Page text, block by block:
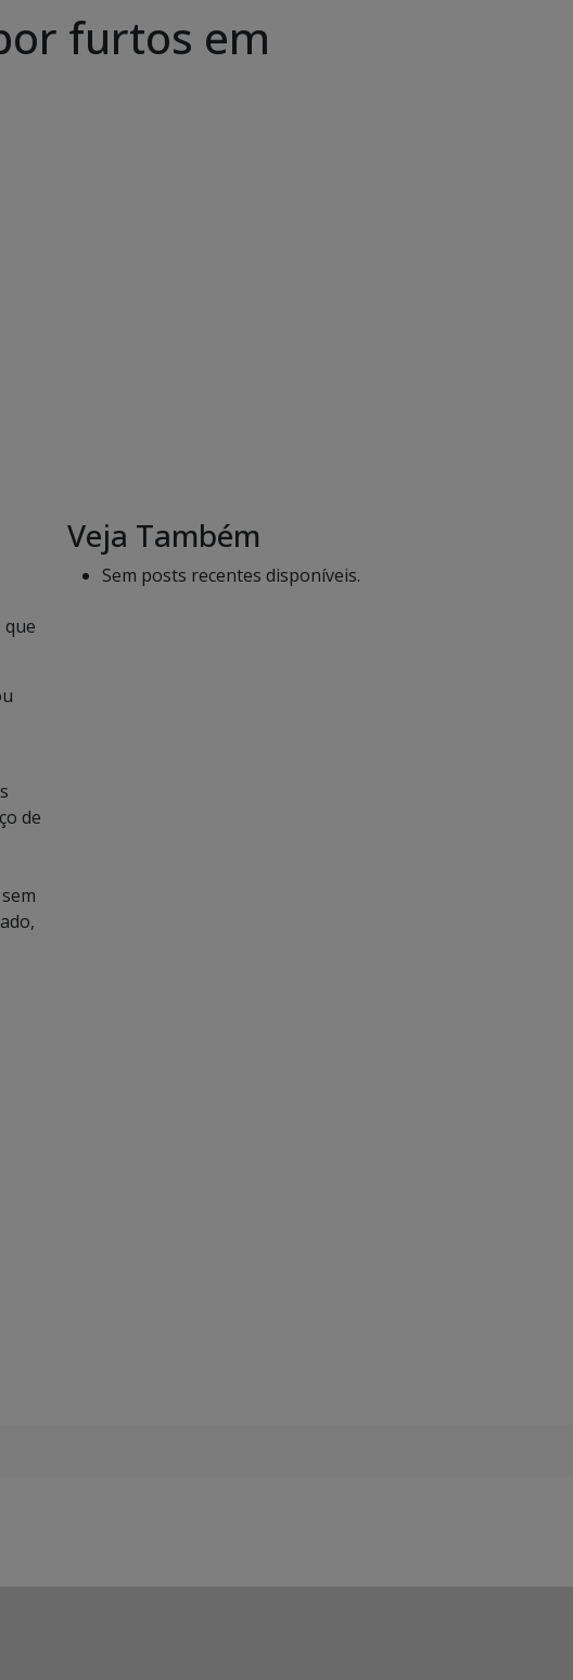
furtos em
que
de
Veja Também
Sem posts recentes disponíveis.